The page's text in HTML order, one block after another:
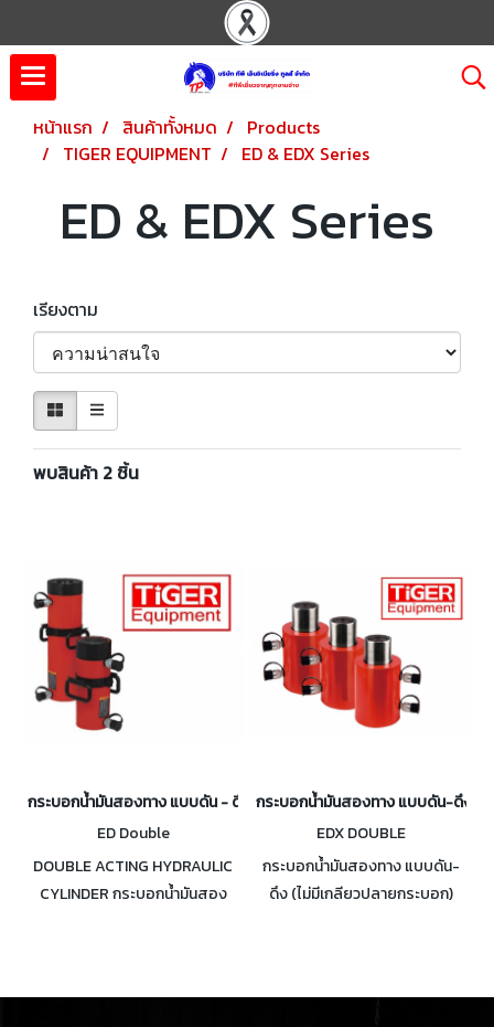
หน้าแรก สินค้าทั้งหมด
Products
TIGER EQUIPMENT
ED & EDX Series
ED & EDX Series
เรียงตาม
พบสินค้า 2 ชิ้น
กระบอกน้ำมันสองทาง แบบดัน - ดึง กำลังอัด 10-300 ตัน
ED Double
DOUBLE ACTING HYDRAULIC
CYLINDER กระบอกน้ำมันสอง
กระบอกน้ำมันสองทาง แบบดัน-ดึง (
EDX DOUBLE
กระบอกน้ำมันสองทาง แบบดัน-
ดึง (ไม่มีเกลียวปลายกระบอก)